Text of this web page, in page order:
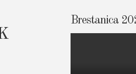
Brestanica